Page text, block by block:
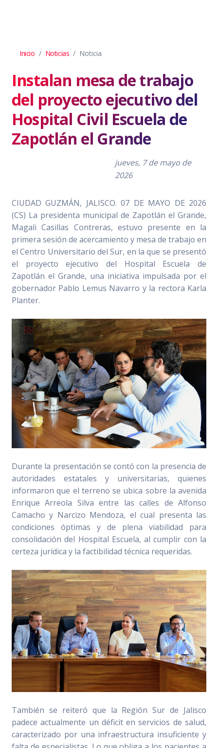
Inicio Noticias Noticia
Instalan mesa de trabajo
del proyecto ejecutivo del
Hospital Civil Escuela de
Zapotlán el Grande
jueves, 7 de mayo de
2026
CIUDAD GUZMÁN, JALISCO. 07 DE MAYO DE 2026
(CS) La presidenta municipal de Zapotlán el Grande,
Magali Casillas Contreras, estuvo presente en la
primera sesión de acercamiento y mesa de trabajo en
el Centro Universitario del Sur, en la que se presentó
el proyecto ejecutivo del Hospital Escuela de
Zapotlán el Grande, una iniciativa impulsada por el
gobernador Pablo Lemus Navarro y la rectora Karla
Planter.
Durante la presentación se contó con la presencia de
autoridades estatales y universitarias, quienes
informaron que el terreno se ubica sobre la avenida
Enrique Arreola Silva entre las calles de Alfonso
Camacho y Narcizo Mendoza, el cual presenta las
condiciones óptimas y de plena viabilidad para
consolidación del Hospital Escuela, al cumplir con la
certeza jurídica y la factibilidad técnica requeridas.
También se reiteró que la Región Sur de Jalisco
padece actualmente un déficit en servicios de salud,
caracterizado por una infraestructura insuficiente y